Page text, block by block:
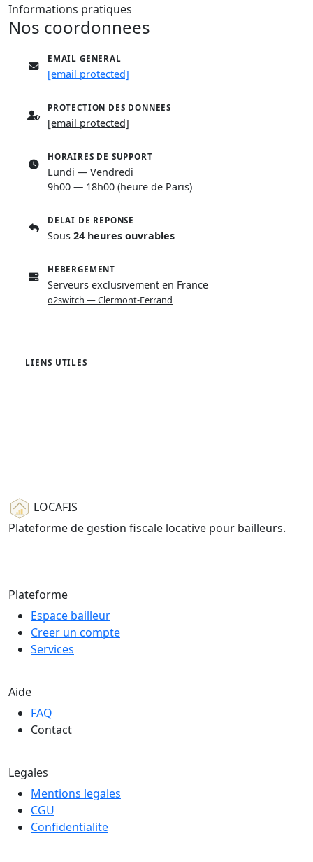
Informations pratiques
Nos coordonnees
EMAIL GENERAL
[email protected]
PROTECTION DES DONNEES
[email protected]
HORAIRES DE SUPPORT
Lundi — Vendredi
9h00 — 18h00 (heure de Paris)
DELAI DE REPONSE
Sous 24 heures ouvrables
HEBERGEMENT
Serveurs exclusivement en France
o2switch — Clermont-Ferrand
LIENS UTILES
LOCAFIS
Plateforme de gestion fiscale locative pour bailleurs.
Plateforme
Espace bailleur
Creer un compte
Services
Aide
FAQ
Contact
Legales
Mentions legales
CGU
Confidentialite